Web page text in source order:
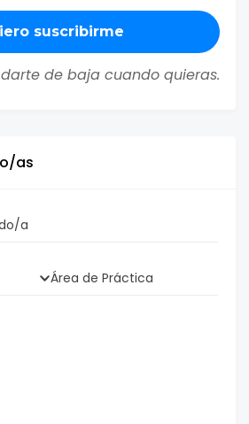
darte de baja cuando quieras.
as
a
Área de Práctica